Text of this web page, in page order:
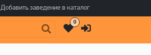
Добавить заведение в каталог
0